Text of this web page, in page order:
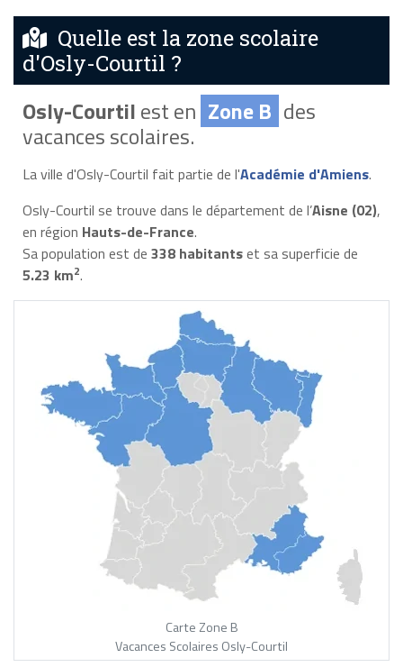
Quelle est la zone scolaire
d'Osly-Courtil ?
Osly-Courtilest en Zone B des
vacances scolaires.
La ville d'Osly-Courtil fait partie de l'Académie d'Amiens.
Osly-Courtil se trouve dans le département de l’Aisne (02),
en région Hauts-de-France.
Sa population est de 338 habitantset sa superficie de
5.23 km2.
Carte Zone B
Vacances Scolaires Osly-Courtil